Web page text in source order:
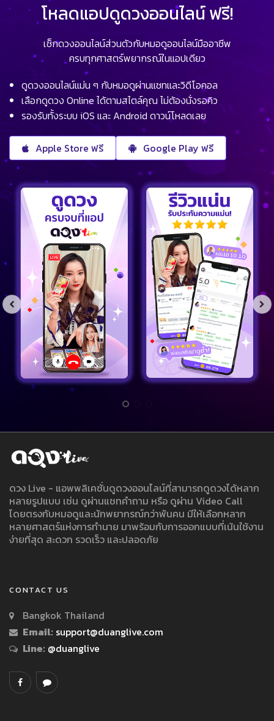
โหลดแอปดูดวงออนไลน์ ฟรี!
เช็กดวงออนไลน์ส่วนตัวกับหมอดูออนไลน์มืออาชีพ
ครบทุกศาสตร์พยากรณ์ในแอปเดียว
ดูดวงออนไลน์แม่น ๆ กับหมอดูผ่านแชทและวิดีโอคอล
เลือกดูดวง Online ได้ตามสไตล์คุณ ไม่ต้องนั่งรอคิว
รองรับทั้งระบบ iOS และ Android ดาวน์โหลดเลย
Apple Store ฟรี Google Play ฟรี
ดวง Live - แอพพลิเคชั่นดูดวงออนไลน์ที่สามารถดูดวงได้หลาก
หลายรูปแบบ เช่น ดูผ่านแชทคำถาม หรือ ดูผ่าน Video Call
โดยตรงกับหมอดูและนักพยากรณ์กว่าพันคน มีให้เลือกหลาก
หลายศาสตร์แห่งการทำนาย มาพร้อมกับการออกแบบที่เน้นใช้งาน
ง่ายที่สุด สะดวก รวดเร็ว และปลอดภัย
CONTACT US
Bangkok Thailand
Email: support@duanglive.com
Line: @duanglive